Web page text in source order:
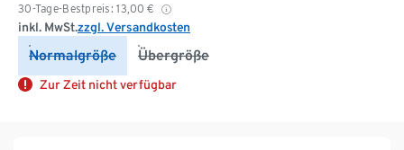
30-Tage-Bestpreis: 13,00 €
inkl. MwSt.zzgl. Versandkosten
Normalgröße Übergröße
Zur Zeit nicht verfügbar